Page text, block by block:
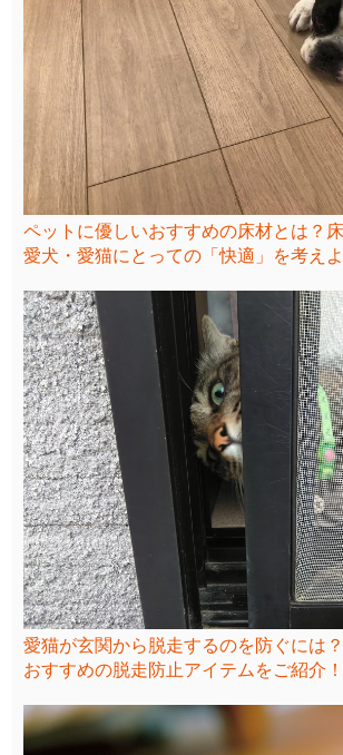
ペットに優しいおすすめの床材とは？
愛犬・愛猫にとっての「快適」を考えよ
愛猫が玄関から脱走するのを防ぐには
おすすめの脱走防止アイテムをご紹介！